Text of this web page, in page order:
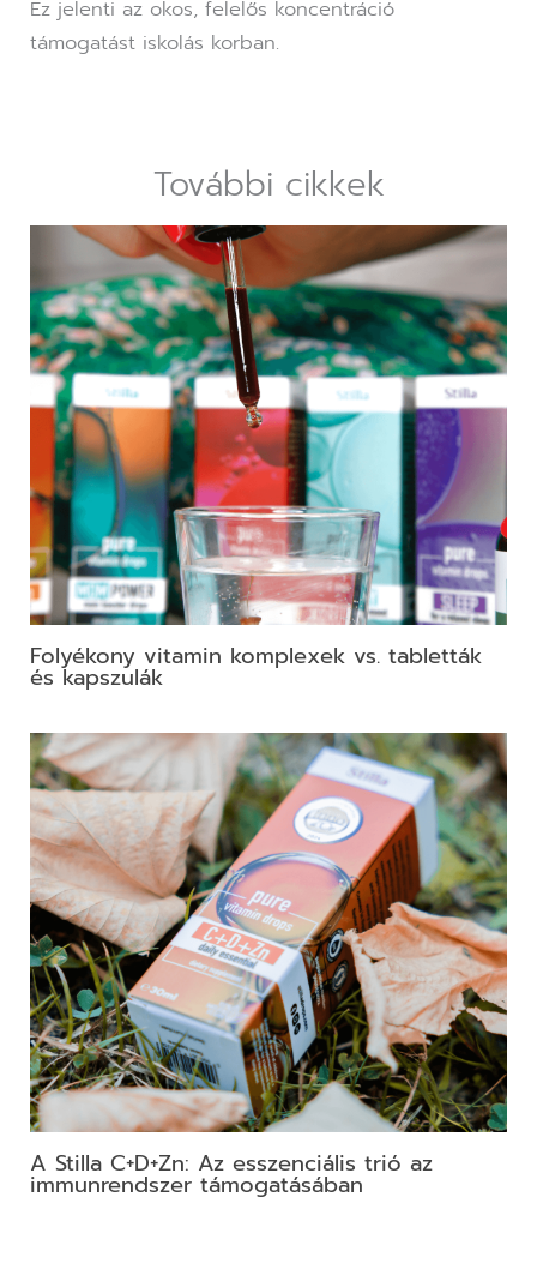
Ez jelenti az okos, felelős koncentráció
támogatást iskolás korban.
További cikkek
Folyékony vitamin komplexek vs. tabletták
és kapszulák
A Stilla C+D+Zn: Az esszenciális trió az
immunrendszer támogatásában